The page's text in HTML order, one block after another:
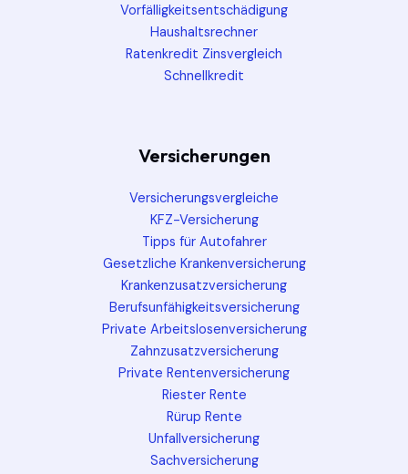
Vorfälligkeitsentschädigung
Haushaltsrechner
Ratenkredit Zinsvergleich
Schnellkredit
Versicherungen
Versicherungsvergleiche
KFZ-Versicherung
Tipps für Autofahrer
Gesetzliche Krankenversicherung
Krankenzusatzversicherung
Berufsunfähigkeitsversicherung
Private Arbeitslosenversicherung
Zahnzusatzversicherung
Private Rentenversicherung
Riester Rente
Rürup Rente
Unfallversicherung
Sachversicherung